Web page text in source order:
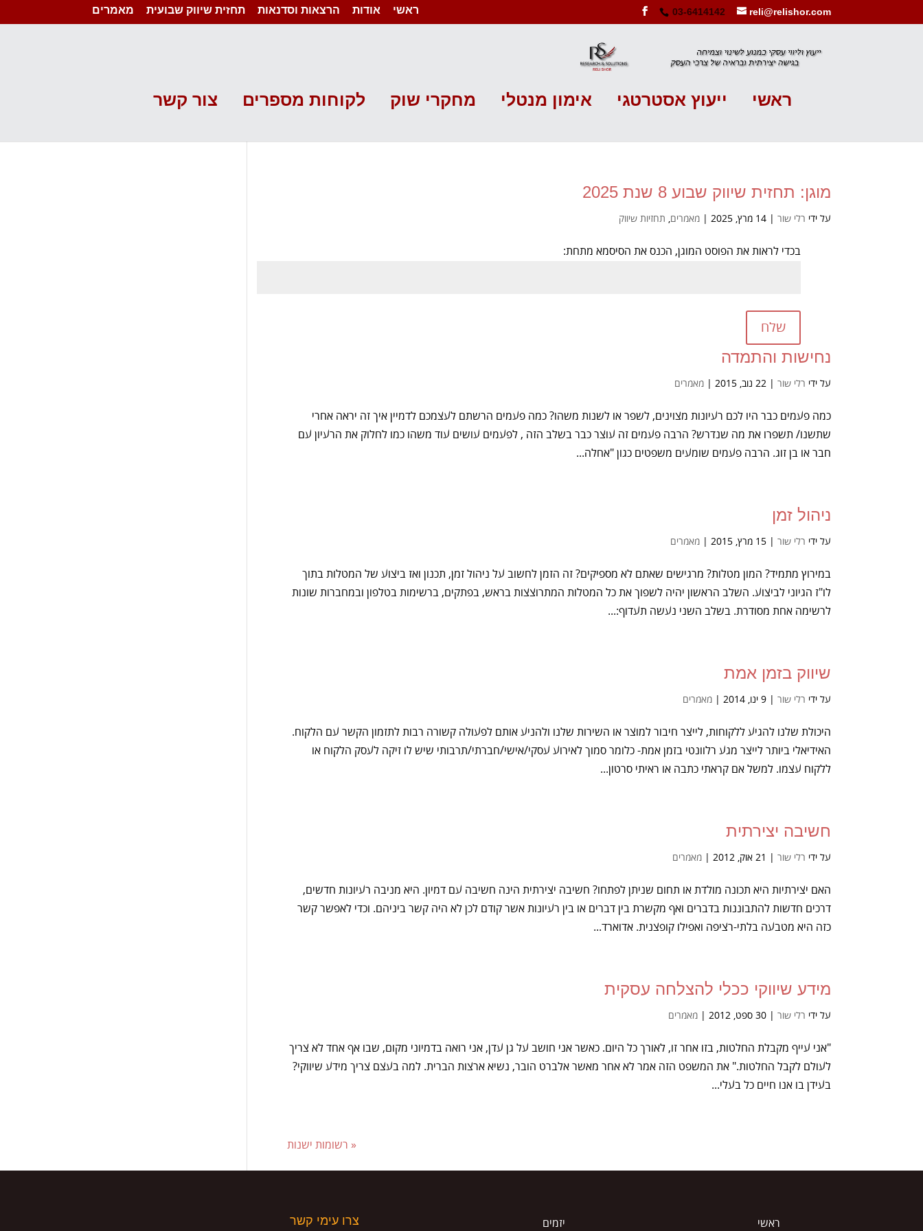
03-6414142 reli@relishor.com ראשי אודות הרצאות וסדנאות תחזית שיווק שבועית מאמרים
ראשי ייעוץ אסטרטגי אימון מנטלי מחקרי שוק לקוחות מספרים צור קשר
מוגן: תחזית שיווק שבוע 8 שנת 2025
על ידי רלי שור |14 מרץ, 2025 |מאמרים, תחזיות שיווק
בכדי לראות את הפוסט המוגן, הכנס את הסיסמא מתחת:
שלח
נחישות והתמדה
על ידי רלי שור |22 נוב, 2015 |מאמרים
כמה פעמים כבר היו לכם רעיונות מצוינים, לשפר או לשנות משהו? כמה פעמים הרשתם לעצמכם לדמיין איך זה יראה אחרי
שתשנו/ תשפרו את מה שנדרש? הרבה פעמים זה עוצר כבר בשלב הזה , לפעמים עושים עוד משהו כמו לחלוק את הרעיון עם
חבר או בן זוג. הרבה פעמים שומעים משפטים כגון "אחלה...
ניהול זמן
על ידי רלי שור |15 מרץ, 2015 |מאמרים
במירוץ מתמיד? המון מטלות? מרגישים שאתם לא מספיקים? זה הזמן לחשוב על ניהול זמן, תכנון ואז ביצוע של המטלות בתוך
לו"ז הגיוני לביצוע. השלב הראשון יהיה לשפוך את כל המטלות המתרוצצות בראש, בפתקים, ברשימות בטלפון ובמחברות שונות
לרשימה אחת מסודרת. בשלב השני נעשה תעדוף:...
שיווק בזמן אמת
על ידי רלי שור |9 ינו, 2014 |מאמרים
היכולת שלנו להגיע ללקוחות, לייצר חיבור למוצר או השירות שלנו ולהניע אותם לפעולה קשורה רבות לתזמון הקשר עם הלקוח.
האידיאלי ביותר לייצר מגע רלוונטי בזמן אמת- כלומר סמוך לאירוע עסקי/אישי/חברתי/תרבותי שיש לו זיקה לעסק הלקוח או
ללקוח עצמו. למשל אם קראתי כתבה או ראיתי סרטון...
חשיבה יצירתית
על ידי רלי שור 21 אוק, 2012 |מאמרים
האם יצירתיות היא תכונה מולדת או תחום שניתן לפתחו? חשיבה יצירתית הינה חשיבה עם דמיון. היא מניבה רעיונות חדשים,
דרכים חדשות להתבוננות בדברים ואף מקשרת בין דברים או בין רעיונות אשר קודם לכן לא היה קשר ביניהם. וכדי לאפשר קשר
כזה היא מטבעה בלתי-רציפה ואפילו קופצנית. אדוארד...
מידע שיווקי ככלי להצלחה עסקית
על ידי רלי שור |30 ספט, 2012 |מאמרים
"אני עייף מקבלת החלטות, בזו אחר זו, לאורך כל היום. כאשר אני חושב על גן עדן, אני רואה בדמיוני מקום, שבו אף אחד לא צריך
לעולם לקבל החלטות." את המשפט הזה אמר לא אחר מאשר אלברט הובר, נשיא ארצות הברית. למה בעצם צריך מידע שיווקי?
בעידן בו אנו חיים כל בעלי...
« רשומות ישנות
ראשי יזמים צרו עימי קשר